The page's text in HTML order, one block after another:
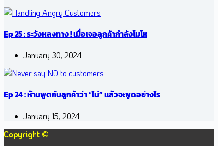
Ep 25 : ระวังหลงทาง ! เมื่อเจอลูกค้ากำลังโมโห
January 30, 2024
Ep 24 : ห้ามพูดกับลูกค้าว่า “ไม่” แล้วจะพูดอย่างไร
January 15, 2024
Copyright ©